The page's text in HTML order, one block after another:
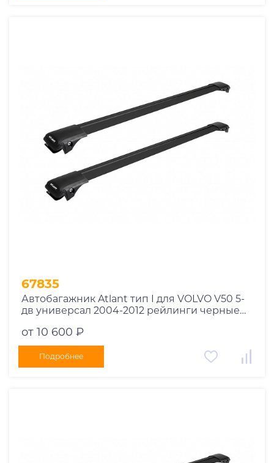
67835
Автобагажник Atlant тип I для VOLVO V50 5-
дв универсал 2004-2012 рейлинги черные
от 10 600 ₽
Подробнее